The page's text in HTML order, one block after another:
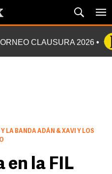
CLAUSURA 2026
Y LA BANDA ADÁN & XAVI Y LOS
en la FIL